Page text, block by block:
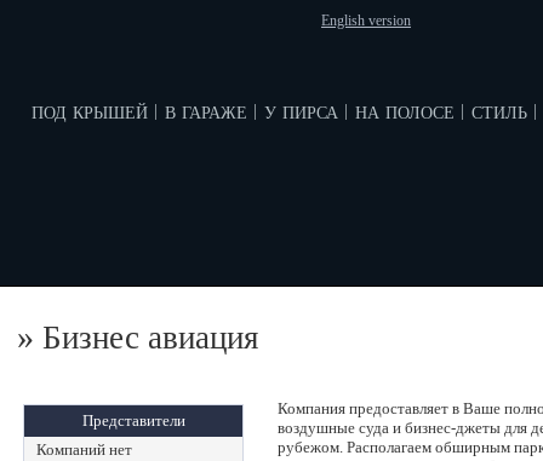
English version
под крышей в гараже у пирса на полосе стиль
» Бизнес авиация
Представители
Компаний нет
Компания предоставляет в Ваше
воздушные суда и бизнес-джеты для
рубежом. Располагаем обширным